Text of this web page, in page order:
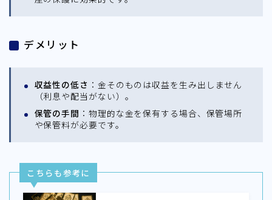
デメリット
収益性の低さ ：金そのものは収益を生み出しません
（利息や配当がない）。
保管の手間 ：物理的な金を保有する場合、保管場所
や保管料が必要です。
こちらも参考に